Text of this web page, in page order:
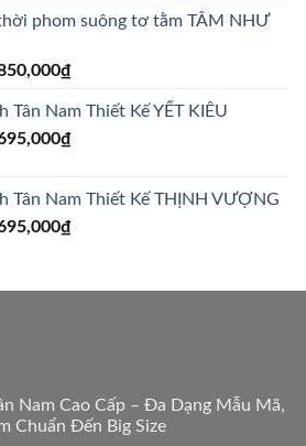
là:
phom suông tơ tằm TÂM NHƯ
₫Giá
tại
là:
Tân Nam Thiết Kế YẾT KIÊU
₫Giá
là:
695,000₫.
Tân Nam Thiết Kế THỊNH VƯỢNG
₫Giá
là:
Nam Cao Cấp – Đa Dạng Mẫu Mã,
Chuẩn Đến Big Size